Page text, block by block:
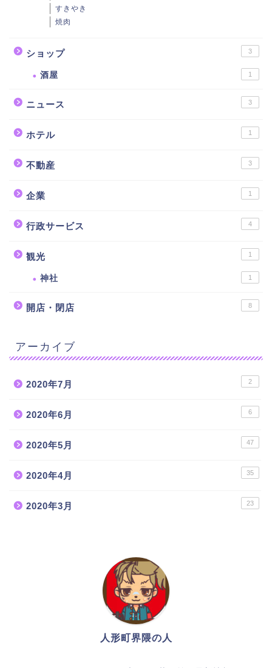
すきやき
焼肉
ショップ 3
酒屋 1
ニュース 3
ホテル 1
不動産 3
企業 1
行政サービス 4
観光 1
神社 1
開店・閉店 8
アーカイブ
2020年7月 2
2020年6月 6
2020年5月 47
2020年4月 35
2020年3月 23
人形町界隈の人
人形町人気ランチ店12
人形町のマタニティー用
品・ベビー用品店４選！